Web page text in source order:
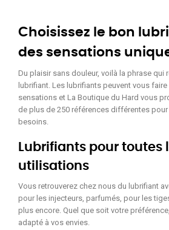
Choisissez le bon
des sensations
Du plaisir sans douleur, voilà la phrase qui
lubrifiant. Les lubrifiants peuvent vous
sensations et La Boutique du Hard vous
de plus de 250 références différentes
besoins.
Lubrifiants pour toutes
utilisations
Vous retrouverez chez nous du lubrifiant
pour les injecteurs, parfumés, pour les
plus encore. Quel que soit votre
adapté à vos envies.